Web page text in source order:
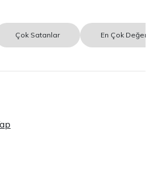
Çok Satanlar En Çok